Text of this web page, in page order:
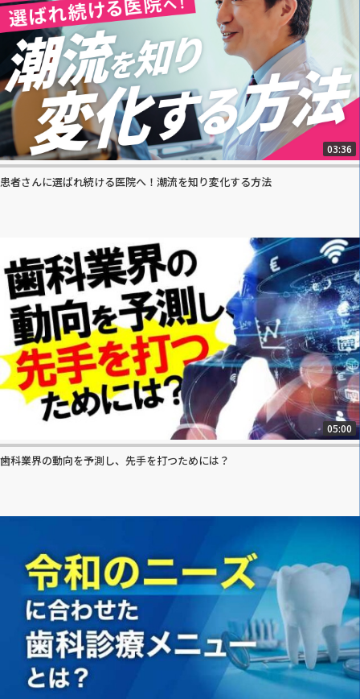
03:36
患者さんに選ばれ続ける医院へ！潮流を知り変化する方法
05:00
歯科業界の動向を予測し、先手を打つためには？